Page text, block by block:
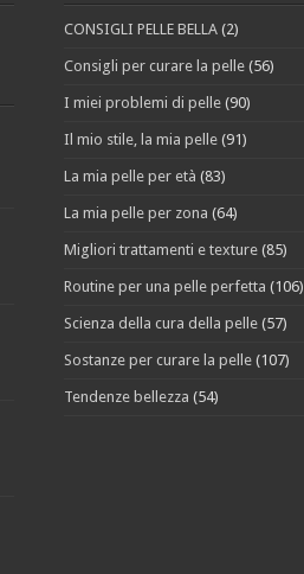
CONSIGLI PELLE BELLA (2)
Consigli per curare la pelle (56)
I miei problemi di pelle (90)
Il mio stile, la mia pelle (91)
La mia pelle per età (83)
La mia pelle per zona (64)
Migliori trattamenti e texture (85)
Routine per una pelle perfetta (106)
Scienza della cura della pelle (57)
Sostanze per curare la pelle (107)
Tendenze bellezza (54)